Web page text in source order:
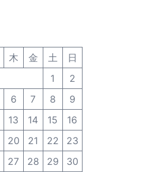
木 金 土
日
1
2
6 7 8
9
13 14 15
16
20 21 22
23
27 28 29
30